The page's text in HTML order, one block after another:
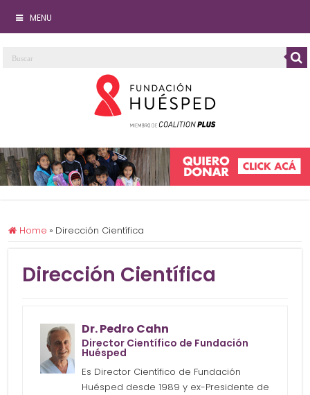
MENU
Home » Dirección Científica
Dirección Científica
Dr. Pedro Cahn
Director Científico de Fundación
Huésped
Es Director Científico de Fundación
Huésped desde 1989 y ex-Presidente de